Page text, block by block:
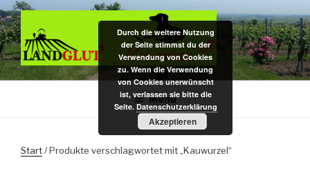
Zum
Inhalt
springen
DAS BIO KAUHOLZ AUS DER
Hundekauspielzeug / Zahnpflege- u. Kauholz / Dekoartikel f.
Nagarium u. Terrarium – das Original aus pfälzer Bio-Rebenholz
Menü
Start/ Produkte verschlagwortet mit „Kauwurzel“
Durch die weitere Nutzung
der Seite stimmst du der
Verwendung von Cookies
zu. Wenn die Verwendung
von Cookies unerwünscht
ist, verlassen sie bitte die
Seite. Datenschutzerklärung
Akzeptieren